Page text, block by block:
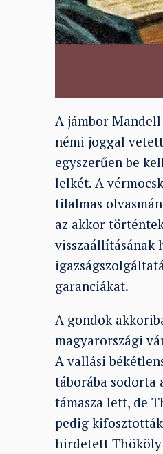
A jámbor
némi joggal
egyszerűen be
lelkét. A
tilalmas
az akkor
visszaállításának
garanciákat.
A gondok
magyarországi
A vallási
táborába sodorta
támasza lett, de
pedig
hirdetett Thököly